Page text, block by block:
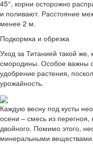
45°, корни осторожно
и поливают. Расстояние
менее 2 м.
Подкормка и обрезка
Уход за Титанией такой же,
смородины. Особое важны
удобрение растения,
урожайность.
Каждую весну под кусты
осени – смесь из
двойного. Помимо этого,
минеральными